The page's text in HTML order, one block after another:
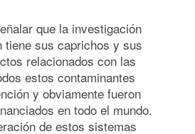
que la investigación
tiene sus caprichos y sus
relacionados con las
estos contaminantes
y obviamente fueron
en todo el mundo.
de estos sistemas